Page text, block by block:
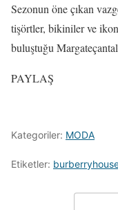
Sezonun öne çıkan
tişörtler, bikiniler ve
buluştuğu
PAYLAŞ
Kategoriler: MODA
Etiketler: